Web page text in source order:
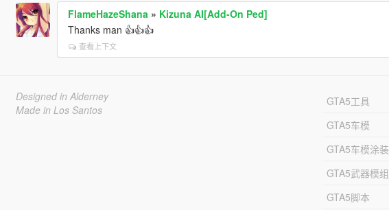
FlameHazeShana » Kizuna AI[Add-On Ped]
Thanks man 👍👍👍
查看上下文
Designed in Alderney
Made in Los Santos
GTA5工具
GTA5车模
GTA5车模涂装
GTA5武器模组
GTA5脚本